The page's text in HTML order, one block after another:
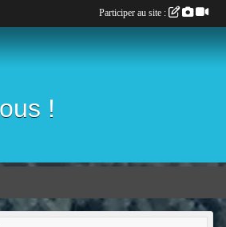
!
Participer au site :